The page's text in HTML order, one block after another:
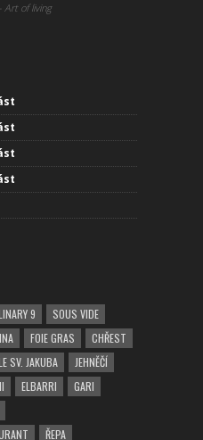
Art of living
9
SOUS VIDE
FOIE GRAS
CHŘEST
SV. JAKUBA
JEHNĚČÍ
ELBARRI
GARI
ŘEPA